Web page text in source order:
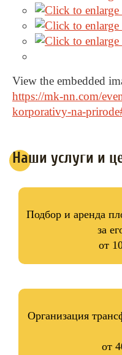
View the embedded
https://mk-nn.com/
korporativy-na-
Наши услуги и
Подбор и аренда
за
от
Организация
от